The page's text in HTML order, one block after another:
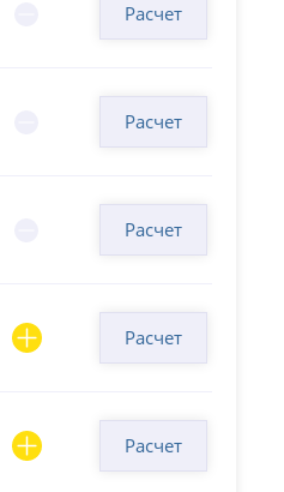
Расчет
Расчет
Расчет
Расчет
Расчет